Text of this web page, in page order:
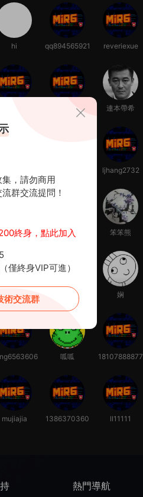
hi qq894565921 reveriexue
las123 連本帶希
爲師
ljhang2732
大海 阿良 笨笨熊
wmyuer yyyy153640 娴
呱呱 18107888877
mujiajia
1386370360
ll11111
熱門導航
，請勿商用
群交流提問！
終身，點此加入
僅終身VIP可進）
術交流群